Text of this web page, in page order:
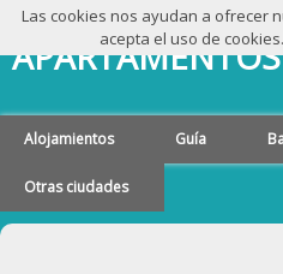
Alojamientos Guía
Otras ciudades
Las cookies nos ayudan a ofrecer
acepta el uso de cookies.